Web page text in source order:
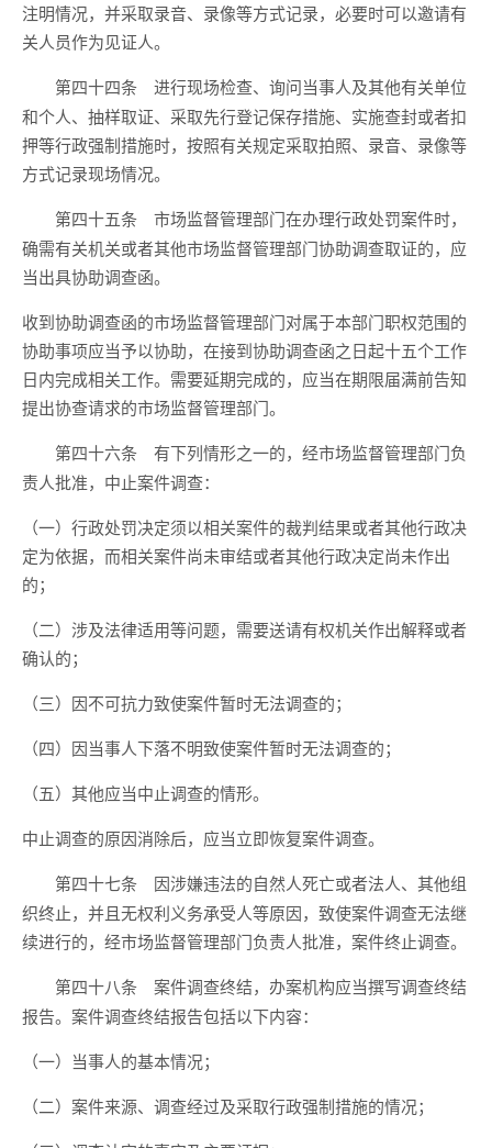
注明情况，并采取录音、录像等方式记录，必要时可以邀请有
关人员作为见证人。
第四十四条 进行现场检查、询问当事人及其他有关单位
和个人、抽样取证、采取先行登记保存措施、实施查封或者扣
押等行政强制措施时，按照有关规定采取拍照、录音、录像等
方式记录现场情况。
第四十五条 市场监督管理部门在办理行政处罚案件时，
确需有关机关或者其他市场监督管理部门协助调查取证的，应
当出具协助调查函。
收到协助调查函的市场监督管理部门对属于本部门职权范围的
协助事项应当予以协助，在接到协助调查函之日起十五个工作
日内完成相关工作。需要延期完成的，应当在期限届满前告知
提出协查请求的市场监督管理部门。
第四十六条 有下列情形之一的，经市场监督管理部门负
责人批准，中止案件调查：
（一）行政处罚决定须以相关案件的裁判结果或者其他行政决
定为依据，而相关案件尚未审结或者其他行政决定尚未作出
的；
（二）涉及法律适用等问题，需要送请有权机关作出解释或者
确认的；
（三）因不可抗力致使案件暂时无法调查的；
（四）因当事人下落不明致使案件暂时无法调查的；
（五）其他应当中止调查的情形。
中止调查的原因消除后，应当立即恢复案件调查。
第四十七条 因涉嫌违法的自然人死亡或者法人、其他组
织终止，并且无权利义务承受人等原因，致使案件调查无法继
续进行的，经市场监督管理部门负责人批准，案件终止调查。
第四十八条 案件调查终结，办案机构应当撰写调查终结
报告。案件调查终结报告包括以下内容：
（一）当事人的基本情况；
（二）案件来源、调查经过及采取行政强制措施的情况；